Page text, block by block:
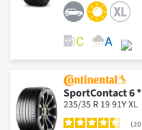
SportContact 6 *
235/35 R 19 91Y XL
20